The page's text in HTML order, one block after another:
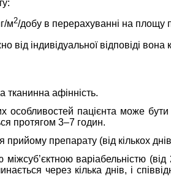
м2/добу в перерахуванні на площу
індивідуальної відповіді
тканинна афінність.
особливостей пацієнта може
протягом 3–7 годин.
препарату (від кількох
варіабельністю
через кілька днів, і